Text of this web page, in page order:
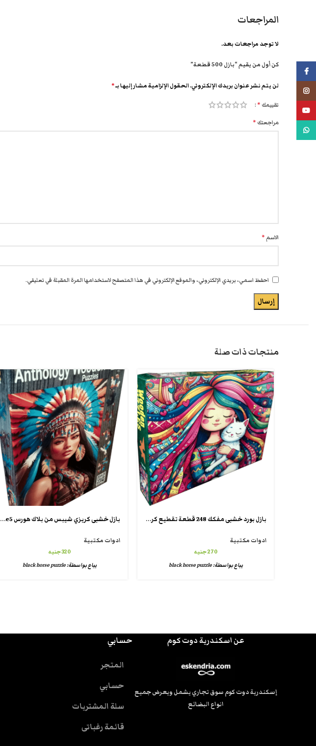
المراجعات
لا توجد مراجعات بعد.
كن أول من يقيم “بازل 500 قطعة”
لن يتم نشر عنوان بريدك الإلكتروني.الحقول الإلزامية مشار إليها بـ*
تقييمك *
مراجعتك *
الاسم *
احفظ اسمي، بريدي الإلكتروني، والموقع الإلكتروني في هذا المتصفح لاستخدامها المرة المقبلة في تعليقي.
منتجات ذات صلة
بازل بورد خشبى مفكك 248 قطعة تقطيع كريزى شيبس wooden crazy puzzle
ادوات مكتبية
270جنيه
يباع بواسطة:black horse puzzle
بازل خشبى كريزي شيبس من بلاك هورس anthology wooden puzzle5
ادوات مكتبية
320جنيه
يباع بواسطة:black horse puzzle
عن اسكندرية دوت كوم
إسكندرية دوت كوم سوق تجاري يشمل ويعرض جميع
انواع البضائع
حسابي
المتجر
حسابي
سلة المشتريات
قائمة رغباتى
انستجرام
واتس اب